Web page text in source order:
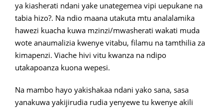
ya kiasherati ndani yake unategemea vipi uepukane na
tabia hizo?. Na ndio maana utakuta mtu analalamika
hawezi kuacha kuwa mzinzi/mwasherati wakati muda
wote anaumalizia kwenye vitabu, filamu na tamthilia za
kimapenzi. Viache hivi vitu kwanza na ndipo
utakapoanza kuona wepesi.
Na mambo hayo yakishakaa ndani yako sana, sasa
yanakuwa yakijirudia rudia yenyewe tu kwenye akili